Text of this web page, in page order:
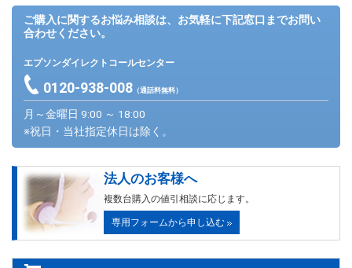
ご購入に関するお悩み相談は、お気軽に下記窓口までお問い
合わせください。
エプソンダイレクトコールセンター
0120-938-008（通話料無料）
月～金曜日 9:00 ～ 18:00
※祝日・当社指定休日は除く。
法人のお客様へ
複数台購入の値引相談に応じます。
専用フォームから申し込む